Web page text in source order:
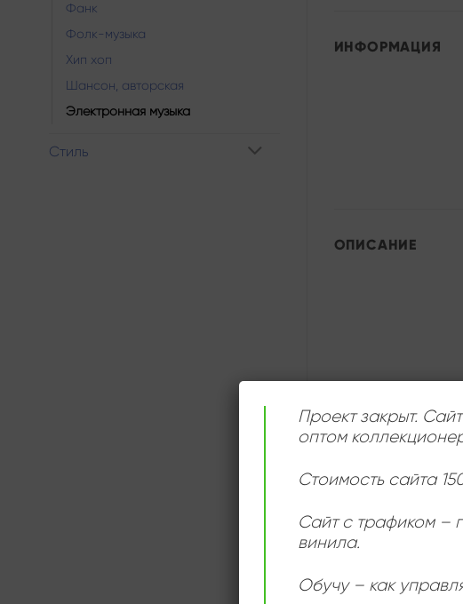
Фанк
Фолк-музыка
Хип хоп
Шансон, авторская
Электронная музыка
Стиль
ИНФОРМАЦИЯ
ОПИСАНИЕ
ДЕТАЛИ
Проект закрыт.
оптом
Стоимость сайта
Сайт с трафиком –
винила.
Обучу – как